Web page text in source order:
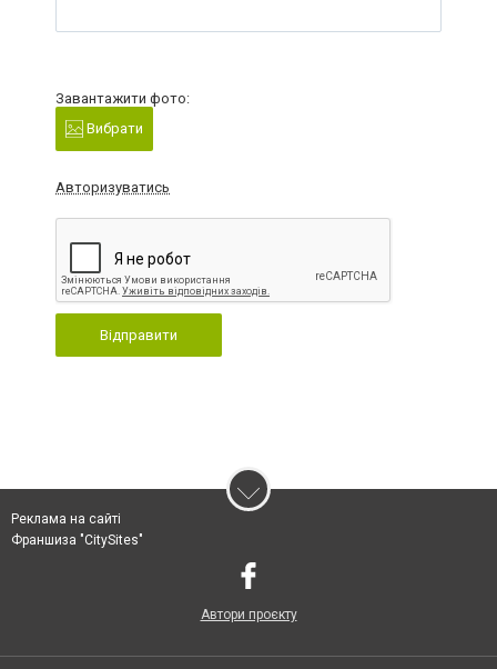
Завантажити фото:
Вибрати
Авторизуватись
Відправити
Реклама на сайті
Франшиза "CitySites"
Автори проєкту